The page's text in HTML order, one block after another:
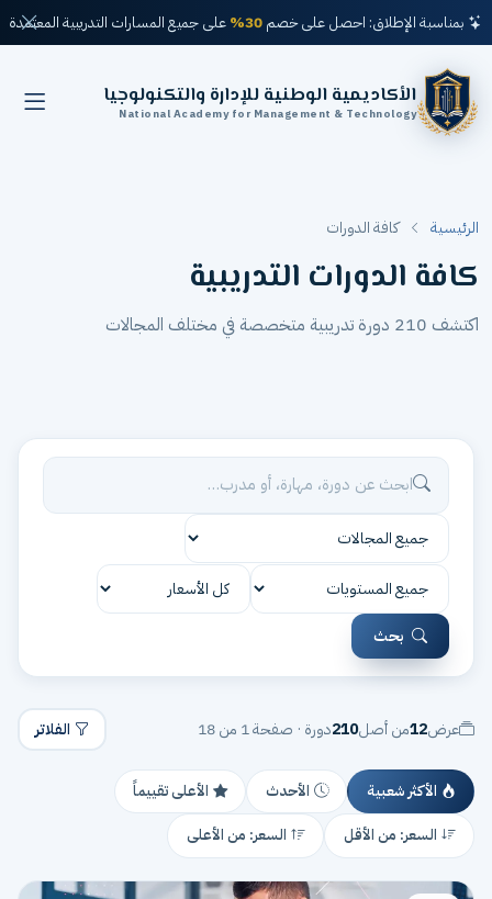
بمناسبة الإطلاق: احصل على خصم30% على جميع المسارات التدريبية المعتمدة
الأكاديمية الوطنية للإدارة والتكنولوجيا
National Academy for Management & Technology
الرئيسية كافة الدورات
كافة الدورات التدريبية
اكتشف 210 دورة تدريبية متخصصة في مختلف المجالات
بحث
عرض12من أصل210دورة · صفحة 1 من 18 الفلاتر
الأكثر شعبية الأحدث
الأعلى تقييماً
السعر: من الأقل
السعر: من الأعلى